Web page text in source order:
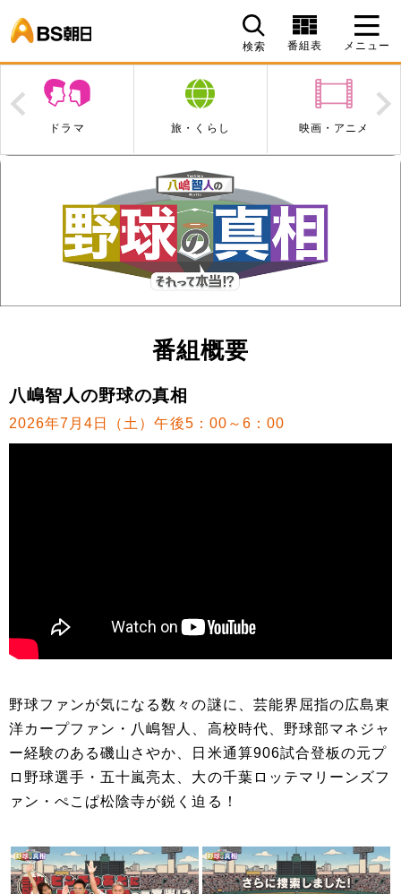
検索 番組表 メニュー
ドラマ 旅・くらし 映画・アニメ
Prev
番組概要
八嶋智人の野球の真相
2026年7月4日（土）午後5：00～6：00
野球ファンが気になる数々の謎に、芸能界屈指の広島東
洋カープファン・八嶋智人、高校時代、野球部マネジャ
ー経験のある磯山さやか、日米通算906試合登板の元プ
ロ野球選手・五十嵐亮太、大の千葉ロッテマリーンズフ
ァン・ぺこぱ松陰寺が鋭く迫る！